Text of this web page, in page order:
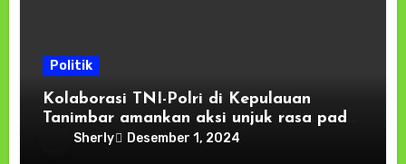
Politik
Kolaborasi TNI-Polri di Kepulauan
Tanimbar amankan aksi unjuk rasa pada
KPU dan Bawaslu
Sherly Desember 1, 2024